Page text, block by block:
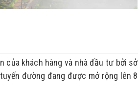
của khách hàng và nhà đầu tư bởi sở
đường đang được mở rộng lên 8